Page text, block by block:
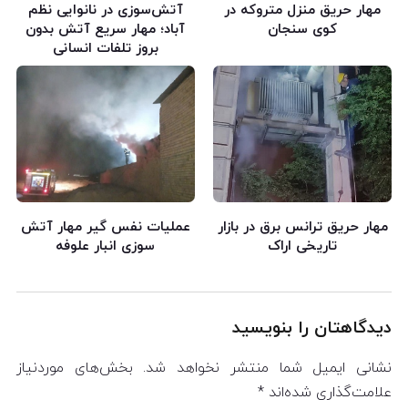
مهار حریق منزل متروکه در
کوی سنجان
آتش‌سوزی در نانوایی نظم
آباد؛ مهار سریع آتش بدون
بروز تلفات انسانی
مهار حریق ترانس برق در بازار
تاریخی اراک
عملیات نفس گیر مهار آتش
سوزی انبار علوفه
دیدگاهتان را بنویسید
نشانی ایمیل شما منتشر نخواهد شد. بخش‌های موردنیاز
علامت‌گذاری شده‌اند *